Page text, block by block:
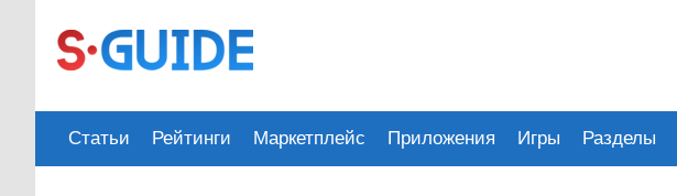
Статьи Рейтинги Маркетплейс Приложения Игры Разделы